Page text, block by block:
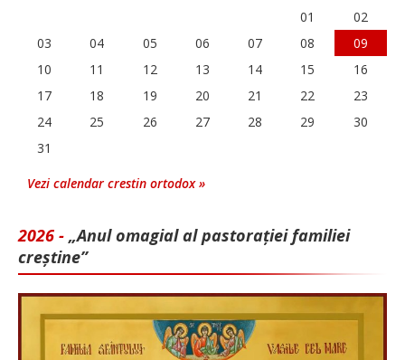
01
02
03
04 05 06 07 08
09
10
11 12 13 14 15
16
17
18 19 20 21 22
23
24
25 26 27 28 29
30
31
Vezi calendar crestin ortodox »
2026 - „Anul omagial al pastorației familiei
creștine”